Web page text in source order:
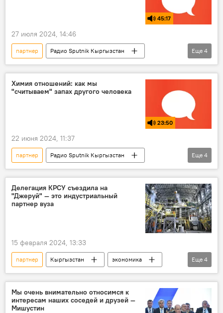
45:17
27 июля 2024, 14:46
партнер
Радио Sputnik Кыргызстан
отношения
родители
знакомство
Подкасты РИА Новости
Еще 4
Химия отношений: как мы
"считываем" запах другого человека
23:50
22 июня 2024, 11:37
партнер
Радио Sputnik Кыргызстан
отношения
свидание
запах
Подкасты РИА Новости
Еще 4
Делегация КРСУ съездила на
"Джеруй" — это индустриальный
партнер вуза
15 февраля 2024, 13:33
партнер Кыргызстан
экономика
Джеруй месторождение
КРСУ
поездка
посещение
Еще 4
Мы очень внимательно относимся к
интересам наших соседей и друзей —
Мишустин